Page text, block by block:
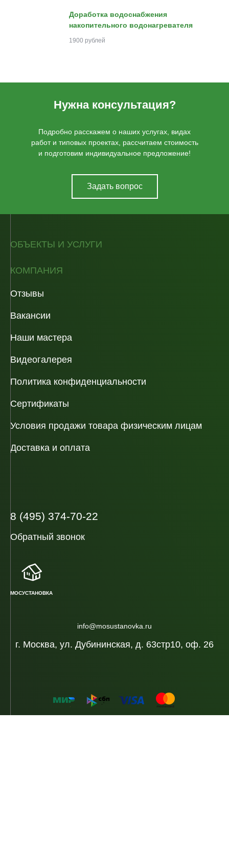
Доработка водоснабжения
накопительного водонагревателя
1900 рублей
Нужна консультация?
Подробно расскажем о наших услугах, видах
работ и типовых проектах, рассчитаем стоимость
и подготовим индивидуальное предложение!
Задать вопрос
ОБЪЕКТЫ И УСЛУГИ
КОМПАНИЯ
Отзывы
Вакансии
Наши мастера
Видеогалерея
Политика конфиденциальности
Сертификаты
Условия продажи товара физическим лицам
Доставка и оплата
г. Москва, ул. Дубининская, д. 63стр10, оф. 26
info@mosustanovka.ru
8 (495) 374-70-22
Обратный звонок
МОСУСТАНОВКА